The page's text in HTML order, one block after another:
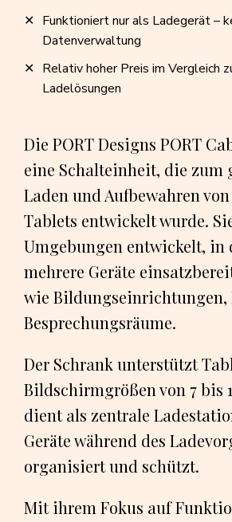
Die PORT Designs PORT
eine Schalteinheit, die zum
Laden und Aufbewahren
Tablets entwickelt wurde.
Umgebungen entwickelt, in
mehrere Geräte
wie Bildungseinrichtungen,
Besprechungsräume.
Der Schrank unterstützt
Bildschirmgrößen von 7 bis
dient als zentrale
Geräte während des
organisiert und schützt.
Mit ihrem Fokus auf
Funktioniert nur als Ladegerät –
Datenverwaltung
Relativ hoher Preis im Vergleich
Ladelösungen